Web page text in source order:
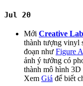
Jul 20
Mới Creative
thành tượng vinyl
đoạn như Figure
ảnh ý tưởng có
thành mô hình
Xem Giá để biết